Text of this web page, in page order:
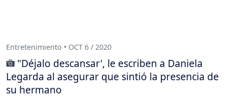
Entretenimiento • OCT 6 / 2020
"Déjalo descansar', le escriben a Daniela
Legarda al asegurar que sintió la presencia de
su hermano